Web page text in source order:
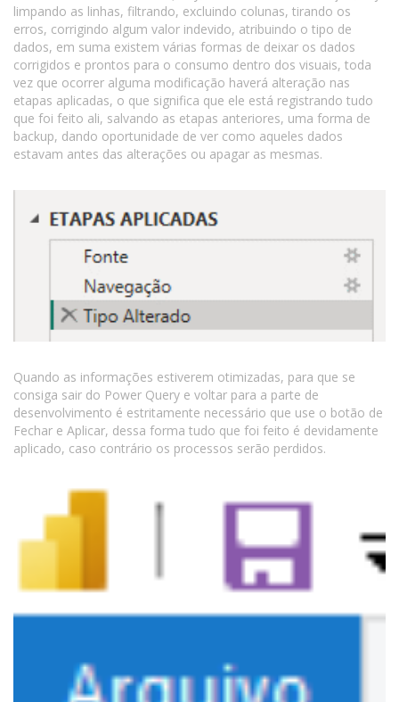
limpando as linhas, filtrando, excluindo colunas, tirando os
erros, corrigindo algum valor indevido, atribuindo o tipo de
dados, em suma existem várias formas de deixar os dados
corrigidos e prontos para o consumo dentro dos visuais, toda
vez que ocorrer alguma modificação haverá alteração nas
etapas aplicadas, o que significa que ele está registrando tudo
que foi feito ali, salvando as etapas anteriores, uma forma de
backup, dando oportunidade de ver como aqueles dados
estavam antes das alterações ou apagar as mesmas.
Quando as informações estiverem otimizadas, para que se
consiga sair do Power Query e voltar para a parte de
desenvolvimento é estritamente necessário que use o botão de
Fechar e Aplicar, dessa forma tudo que foi feito é devidamente
aplicado, caso contrário os processos serão perdidos.